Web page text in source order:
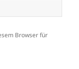
Browser für